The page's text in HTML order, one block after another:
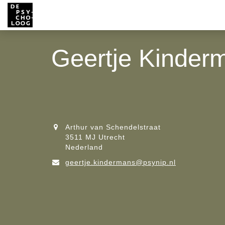
Geertje
Arthur van Schendelstraat
3511 MJ Utrecht
Nederland
geertje.kindermans@psynip.nl